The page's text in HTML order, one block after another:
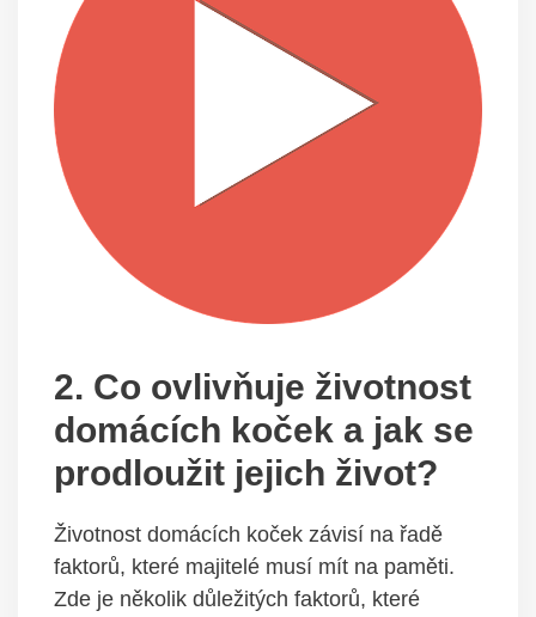
2. Co ovlivňuje životnost
domácích koček a jak se
prodloužit jejich život?
Životnost domácích koček závisí na řadě
faktorů, které majitelé musí mít na paměti.
Zde je několik důležitých faktorů, které